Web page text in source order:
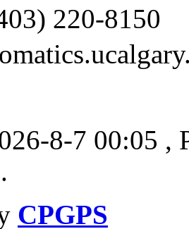
220-8150
8-7 00:05 ,
CPGPS